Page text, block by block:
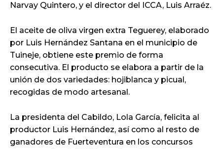
Narvay Quintero, y el director del ICCA, Luis Arraéz.
El aceite de oliva virgen extra Teguerey, elaborado
por Luis Hernández Santana en el municipio de
Tuineje, obtiene este premio de forma
consecutiva. El producto se elabora a partir de la
unión de dos variedades: hojiblanca y picual,
recogidas de modo artesanal.
La presidenta del Cabildo, Lola García, felicita al
productor Luis Hernández, así como al resto de
ganadores de Fuerteventura en los concursos